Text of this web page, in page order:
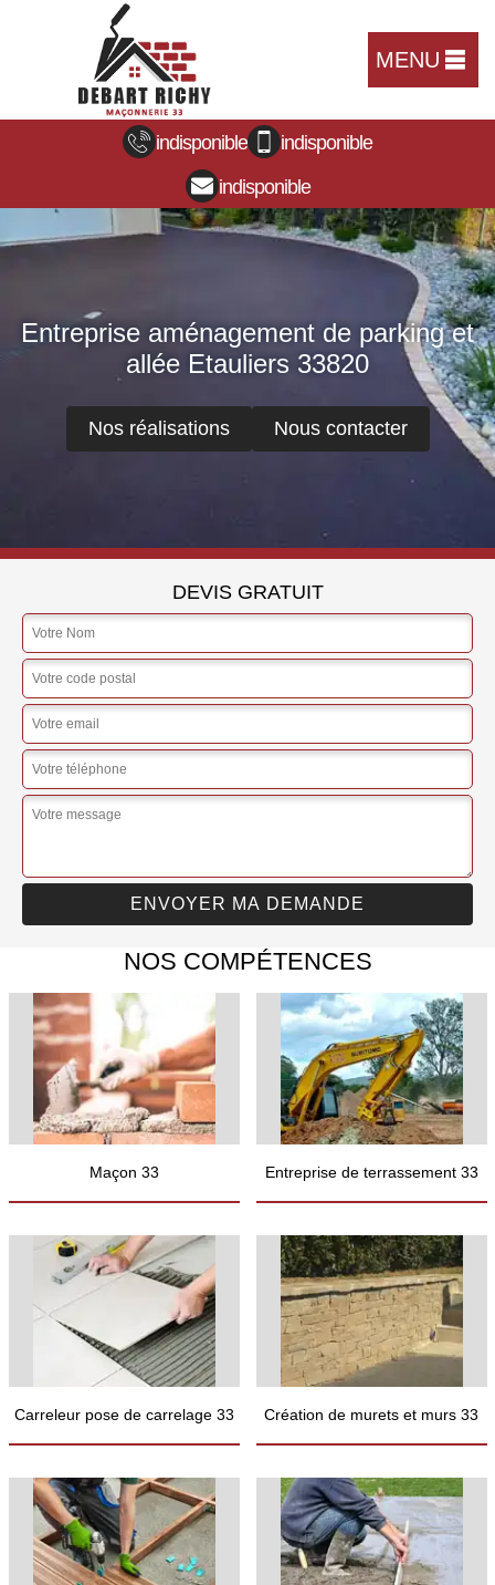
MENU
indisponible
indisponible
indisponible
Entreprise aménagement de parking et
allée Etauliers 33820
Nos réalisations Nous contacter
DEVIS GRATUIT
NOS COMPÉTENCES
Maçon 33 Entreprise de terrassement 33
Carreleur pose de carrelage 33 Création de murets et murs 33